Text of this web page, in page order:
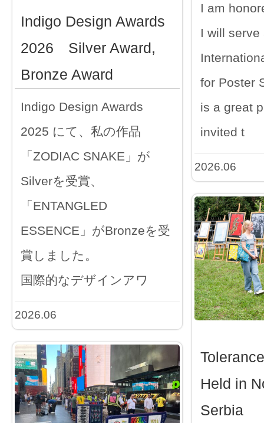
I am
I will serve
for Poster
is a great
invited t
2026.06
Indigo Design Awards
2026 Silver Award,
Bronze Award
Indigo Design Awards
2025 にて、私の作品
「ZODIAC SNAKE」が
Silverを受賞、
「ENTANGLED
ESSENCE」がBronzeを受
賞しました。
国際的なデザインアワ
2026.06
Held in
Serbia